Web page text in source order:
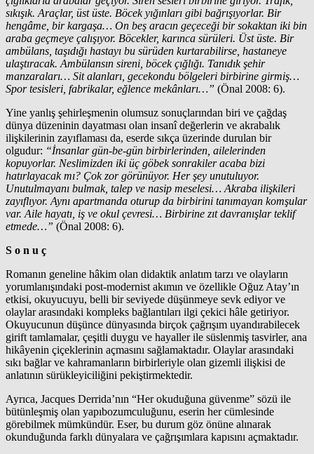
sıkışık. Araçlar, üst üste. Böcek yığınları gibi bağrışıyorlar. Bir
hengâme, bir kargaşa… On beş aracın geçeceği bir sokaktan iki bin
araba geçmeye çalışıyor. Böcekler, karınca sürüleri. Üst üste. Bir
ambülans, taşıdığı hastayı bu sürüden kurtarabilirse, hastaneye
ulaştıracak. Ambülansın sireni, böcek çığlığı. Tanıdık şehir
manzaraları… Sit alanları, gecekondu bölgeleri birbirine girmiş…
Spor tesisleri, fabrikalar, eğlence mekânları…” (Önal 2008: 6).
Yine yanlış şehirleşmenin olumsuz sonuçlarından biri ve çağdaş
dünya düzeninin dayatması olan insanî değerlerin ve akrabalık
ilişkilerinin zayıflaması da, eserde sıkça üzerinde durulan bir
olgudur: “İnsanlar gün-be-gün birbirlerinden, ailelerinden
kopuyorlar. Neslimizden iki üç göbek sonrakiler acaba bizi
hatırlayacak mı? Çok zor görünüyor. Her şey unutuluyor.
Unutulmayanı bulmak, talep ve nasip meselesi… Akraba ilişkileri
zayıflıyor. Aynı apartmanda oturup da birbirini tanımayan komşular
var. Aile hayatı, iş ve okul çevresi… Birbirine zıt davranışlar teklif
etmede…” (Önal 2008: 6).
S o n u ç
Romanın geneline hâkim olan didaktik anlatım tarzı ve olayların
yorumlanışındaki post-modernist akımın ve özellikle Oğuz Atay’ın
etkisi, okuyucuyu, belli bir seviyede düşünmeye sevk ediyor ve
olaylar arasındaki kompleks bağlantıları ilgi çekici hâle getiriyor.
Okuyucunun düşünce dünyasında birçok çağrışım uyandırabilecek
girift tamlamalar, çeşitli duygu ve hayaller ile süslenmiş tasvirler, ana
hikâyenin çiçeklerinin açmasını sağlamaktadır. Olaylar arasındaki
sıkı bağlar ve kahramanların birbirleriyle olan gizemli ilişkisi de
anlatının sürükleyiciliğini pekiştirmektedir.
Ayrıca, Jacques Derrida’nın “Her okuduğuna güvenme” sözü ile
bütünleşmiş olan yapıbozumculuğunu, eserin her cümlesinde
görebilmek mümkündür. Eser, bu durum göz önüne alınarak
okunduğunda farklı dünyalara ve çağrışımlara kapısını açmaktadır.